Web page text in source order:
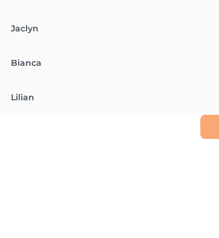
Jaclyn
Bianca
Lilian